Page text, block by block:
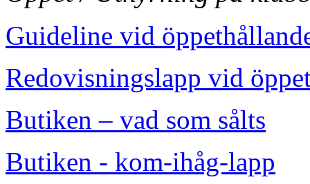
Guideline vid
Redovisningslapp vid
Butiken – vad som sålts
Butiken - kom-ihåg-lapp